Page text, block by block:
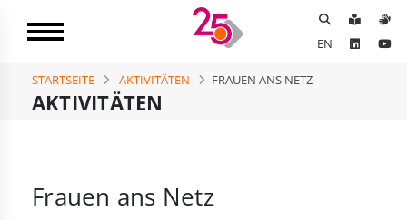
EN
AKTIVITÄTEN
STARTSEITE AKTIVITÄTEN FRAUEN ANS NETZ
Frauen ans Netz